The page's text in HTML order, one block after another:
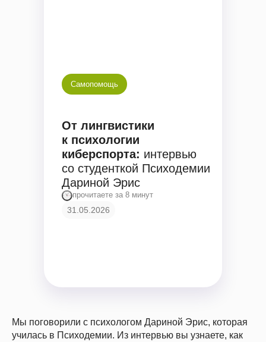
От лингвистики
к психологии
киберспорта: интервью
со студенткой Психодемии
Дариной Эрис
прочитаете за 8 минут
31.05.2026
Самопомощь
Мы поговорили с психологом Дариной Эрис, которая
училась в Психодемии. Из интервью вы узнаете, как